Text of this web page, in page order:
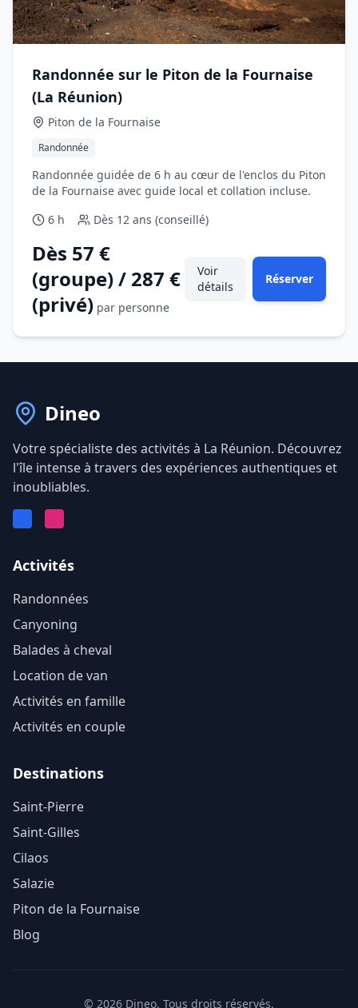
Randonnée sur le Piton de la Fournaise
(La Réunion)
Piton de la Fournaise
Randonnée
Randonnée guidée de 6 h au cœur de l'enclos du Piton
de la Fournaise avec guide local et collation incluse.
6 h
Dès 12 ans (conseillé)
Dès 57 €
(groupe) / 287 €
(privé) par personne
Voir
détails
Réserver
Dineo
Votre spécialiste des activités à La Réunion. Découvrez
l'île intense à travers des expériences authentiques et
inoubliables.
Activités
Randonnées
Canyoning
Balades à cheval
Location de van
Activités en famille
Activités en couple
Destinations
Saint-Pierre
Saint-Gilles
Cilaos
Salazie
Piton de la Fournaise
Blog
© 2026 Dineo. Tous droits réservés.